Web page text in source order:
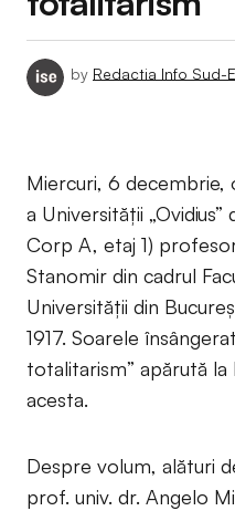
by Redactia Info Sud-
Miercuri, 6 decembrie,
a Universității
Corp A, etaj 1)
Stanomir din cadrul
Universității din
1917. Soarele
totalitarism” apărută la
acesta.
Despre volum, alături
prof. univ. dr. Angelo